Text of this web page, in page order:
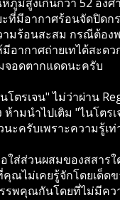
ะที่มีอากาศร้อนจัดปิดก
ามร้อนสะสม กรณีต้อง
มีอากาศถ่ายเทได้สะด
จอดตากแดดนะครับ
โตรเจน" ไม่ว่าผ่าน
ห้ามนำไปเติม "ไนโตร
นะครับเพราะความรู้เ
ส่ส่วนผสมของสสารใ
คุณไม่เคยรู้จักโดยเด็ด
รพคุณกันโดยที่ไม่มีค